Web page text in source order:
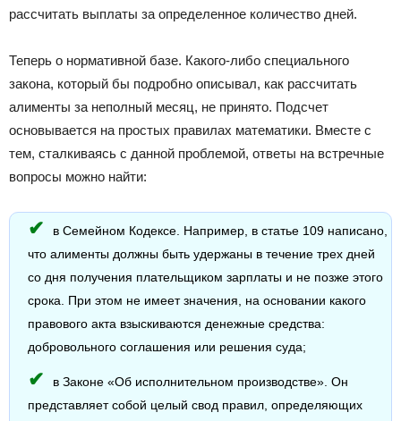
рассчитать выплаты за определенное количество дней.
Теперь о нормативной базе. Какого-либо специального
закона, который бы подробно описывал, как рассчитать
алименты за неполный месяц, не принято. Подсчет
основывается на простых правилах математики. Вместе с
тем, сталкиваясь с данной проблемой, ответы на встречные
вопросы можно найти:
в Семейном Кодексе. Например, в статье 109 написано,
что алименты должны быть удержаны в течение трех дней
со дня получения плательщиком зарплаты и не позже этого
срока. При этом не имеет значения, на основании какого
правового акта взыскиваются денежные средства:
добровольного соглашения или решения суда;
в Законе «Об исполнительном производстве». Он
представляет собой целый свод правил, определяющих